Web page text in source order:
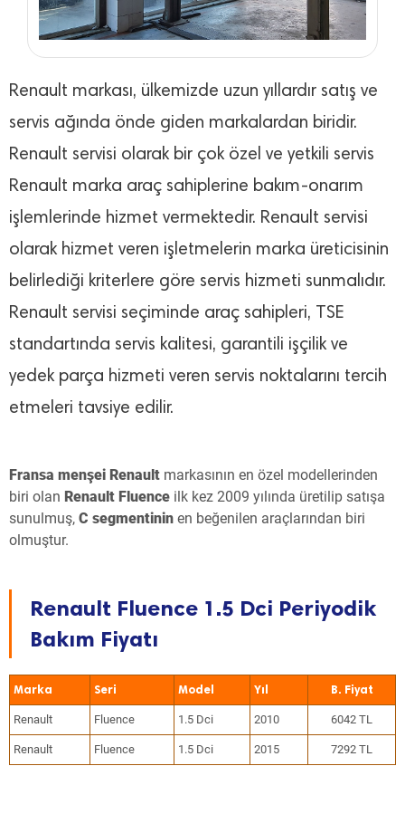
Renault markası, ülkemizde uzun yıllardır satış ve
servis ağında önde giden markalardan biridir.
Renault servisi olarak bir çok özel ve yetkili servis
Renault marka araç sahiplerine bakım-onarım
işlemlerinde hizmet vermektedir. Renault servisi
olarak hizmet veren işletmelerin marka üreticisinin
belirlediği kriterlere göre servis hizmeti sunmalıdır.
Renault servisi seçiminde araç sahipleri, TSE
standartında servis kalitesi, garantili işçilik ve
yedek parça hizmeti veren servis noktalarını tercih
etmeleri tavsiye edilir.
Fransa menşei Renault markasının en özel modellerinden
biri olan Renault Fluence ilk kez 2009 yılında üretilip satışa
sunulmuş, C segmentinin en beğenilen araçlarından biri
olmuştur.
Renault Fluence 1.5 Dci Periyodik
Bakım Fiyatı
Marka Seri Model Yıl
Renault Fluence 1.5 Dci 2010 6042 TL
Renault Fluence 1.5 Dci 2015 7292 TL